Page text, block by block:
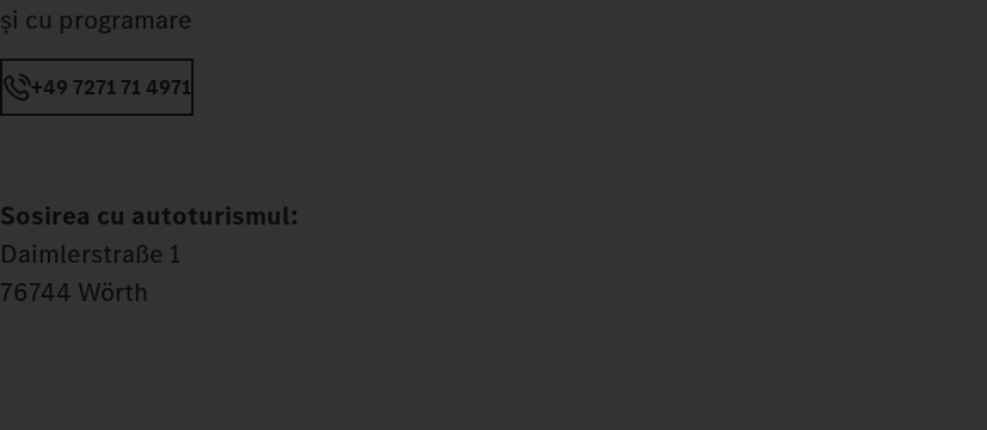
și cu programare
+49 7271 71 4971
Sosirea cu autoturismul:
Daimlerstraße 1
76744 Wörth